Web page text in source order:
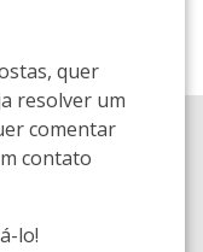
quer
resolver um
comentar
contato
lo!